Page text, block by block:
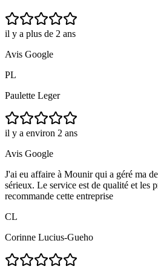
il y a plus de 2 ans
Avis Google
PL
Paulette Leger
il y a environ 2 ans
Avis Google
J'ai eu affaire à Mounir qui a géré ma
sérieux. Le service est de qualité et les
recommande cette entreprise
CL
Corinne Lucius-Gueho